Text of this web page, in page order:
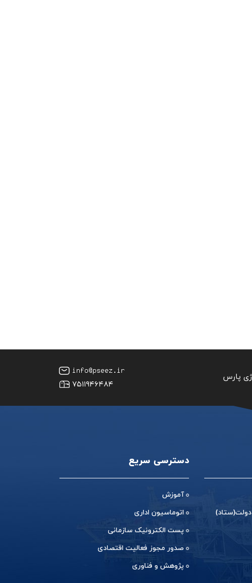
پارس
۷۵۱۱۹۴۶۴۸۴
دولت(ستاد)
دسترسی سریع
آموزش
اتوماسیون اداری
پست الکترونیک سازمانی
صدور مجوز فعالیت اقتصادی
پژوهش و فناوری